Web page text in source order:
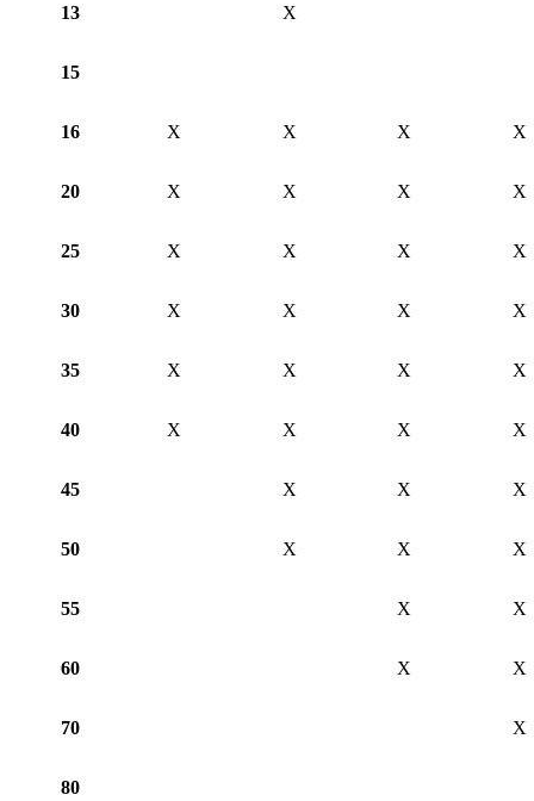
13 X
15
16 X X X X
20 X X X X
25 X X X X
30 X X X X
35 X X X X
40 X X X X
45 X X X
50 X X X
55 X X
60 X X
70 X
80